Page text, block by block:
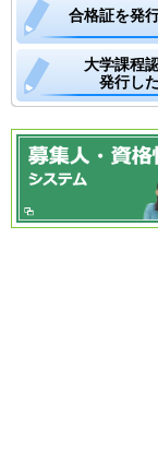
合格証を発
大学課程
発行し